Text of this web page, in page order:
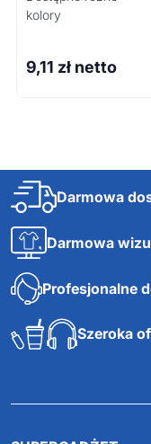
kolory
9,11 zł netto
Darmowa
Darmowa
Profesjonalne
Szeroka